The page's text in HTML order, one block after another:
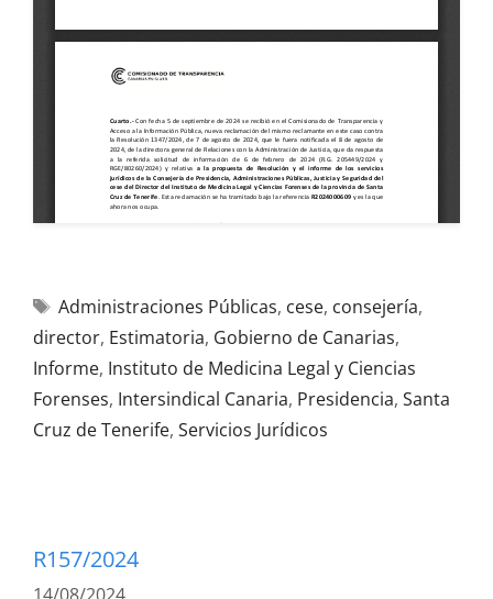
Administraciones Públicas, cese, consejería,
director, Estimatoria, Gobierno de Canarias,
Informe, Instituto de Medicina Legal y Ciencias
Forenses, Intersindical Canaria, Presidencia, Santa
Cruz de Tenerife, Servicios Jurídicos
R157/2024